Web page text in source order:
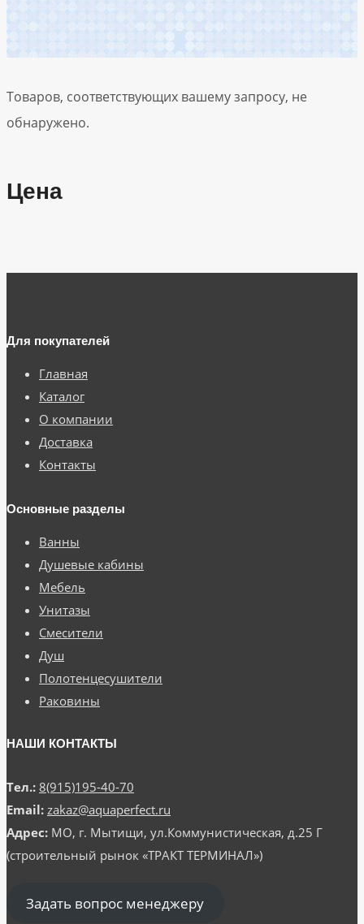
Товаров, соответствующих вашему запросу, не
обнаружено.
Цена
Для покупателей
Главная
Каталог
О компании
Доставка
Контакты
Основные разделы
Ванны
Душевые кабины
Мебель
Унитазы
Смесители
Душ
Полотенцесушители
Раковины
НАШИ КОНТАКТЫ
Тел.: 8(915)195-40-70
Email: zakaz@aquaperfect.ru
Адрес: МО, г. Мытищи, ул.Коммунистическая, д.25 Г
(строительный рынок «ТРАКТ ТЕРМИНАЛ»)
Задать вопрос менеджеру